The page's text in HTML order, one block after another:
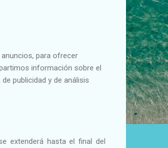
para ofrecer
información sobre el
publicidad y de análisis
extenderá hasta el final del